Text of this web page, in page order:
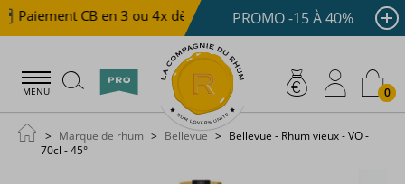
Paiement CB en 3 ou 4x dès 100 € Livraison offerte
PROMO -15 À 40%
MENU 0
Marque de rhum Bellevue
Bellevue - Rhum vieux - VO -
70cl - 45°